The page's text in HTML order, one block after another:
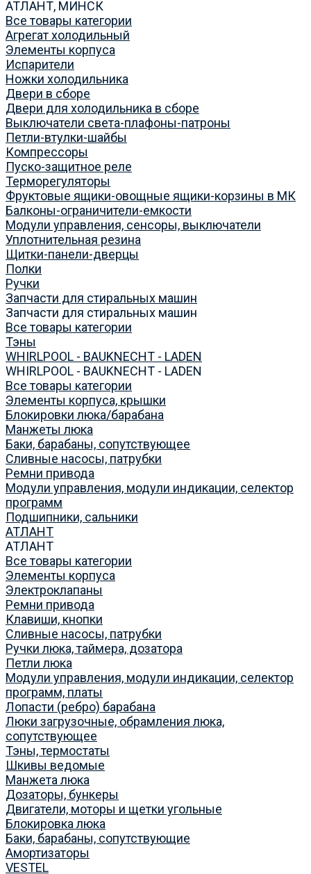
АТЛАНТ, МИНСК
Все товары категории
Агрегат холодильный
Элементы корпуса
Испарители
Ножки холодильника
Двери в сборе
Двери для холодильника в сборе
Выключатели света-плафоны-патроны
Петли-втулки-шайбы
Компрессоры
Пуско-защитное реле
Терморегуляторы
Фруктовые ящики-овощные ящики-корзины в МК
Балконы-ограничители-емкости
Модули управления, сенсоры, выключатели
Уплотнительная резина
Щитки-панели-дверцы
Полки
Ручки
Запчасти для стиральных машин
Запчасти для стиральных машин
Все товары категории
Тэны
WHIRLPOOL - BAUKNECHT - LADEN
WHIRLPOOL - BAUKNECHT - LADEN
Все товары категории
Элементы корпуса, крышки
Блокировки люка/барабана
Манжеты люка
Баки, барабаны, сопутствующее
Сливные насосы, патрубки
Ремни привода
Модули управления, модули индикации, селектор
программ
Подшипники, сальники
АТЛАНТ
АТЛАНТ
Все товары категории
Элементы корпуса
Электроклапаны
Ремни привода
Клавиши, кнопки
Сливные насосы, патрубки
Ручки люка, таймера, дозатора
Петли люка
Модули управления, модули индикации, селектор
программ, платы
Лопасти (ребро) барабана
Люки загрузочные, обрамления люка,
сопутствующее
Тэны, термостаты
Шкивы ведомые
Манжета люка
Дозаторы, бункеры
Двигатели, моторы и щетки угольные
Блокировка люка
Баки, барабаны, сопутствующие
Амортизаторы
VESTEL